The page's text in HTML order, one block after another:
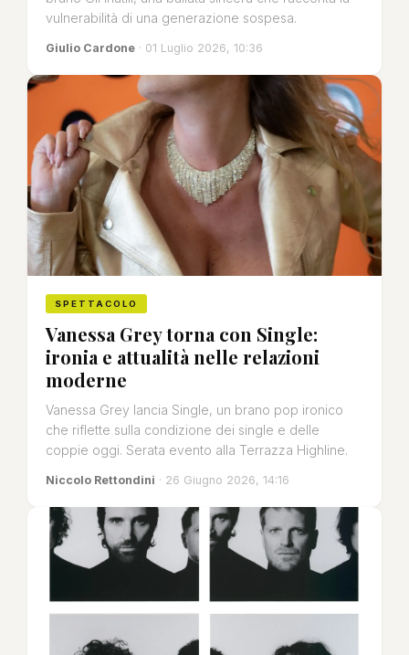
vulnerabilità di una generazione sospesa.
Giulio Cardone · 01 Luglio 2026, 10:36
SPETTACOLO
Vanessa Grey torna con Single:
ironia e attualità nelle relazioni
moderne
Vanessa Grey lancia Single, un brano pop ironico
che riflette sulla condizione dei single e delle
coppie oggi. Serata evento alla Terrazza Highline.
Niccolo Rettondini · 26 Giugno 2026, 14:16